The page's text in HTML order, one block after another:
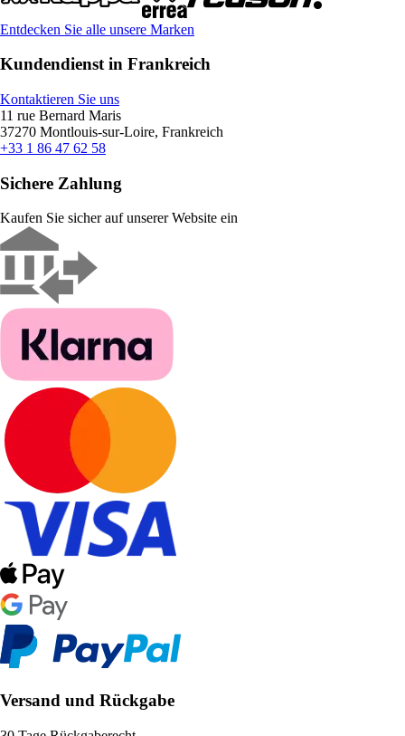
Entdecken Sie alle unsere Marken
Kundendienst in Frankreich
Kontaktieren Sie uns
11 rue Bernard Maris
37270 Montlouis-sur-Loire, Frankreich
+33 1 86 47 62 58
Sichere Zahlung
Kaufen Sie sicher auf unserer Website ein
Versand und Rückgabe